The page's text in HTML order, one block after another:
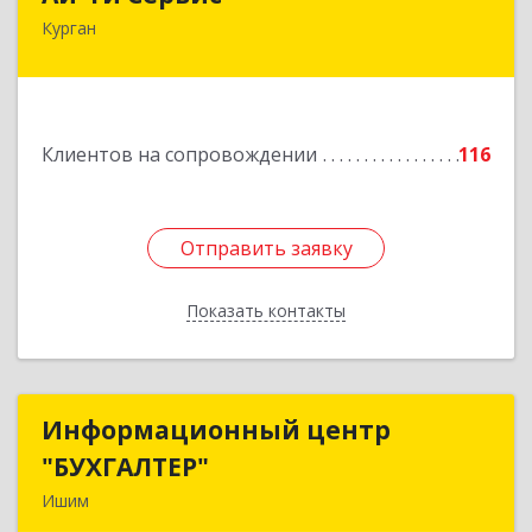
Курган
Клиентов на сопровождении 116
Отправить заявку
Показать контакты
Отправить заявку
Назад
Информационный центр
"БУХГАЛТЕР"
Ишим
Информационный центр